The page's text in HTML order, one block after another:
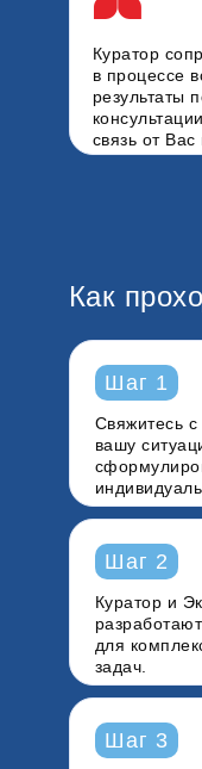
Куратор
в процессе
результаты
связь от Вас
Как
Свяжитесь с
вашу
Шаг 1
Куратор и
разработают
для
задач.
Шаг 2
Шаг 3